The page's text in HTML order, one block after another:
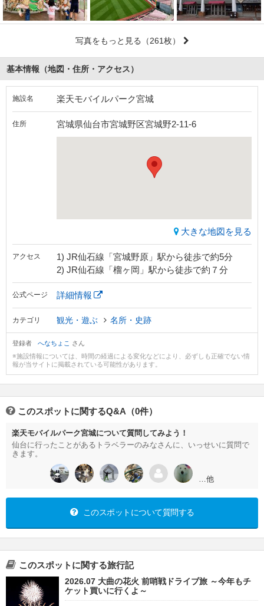
写真をもっと見る （261枚）
基本情報（地図・住所・アクセス）
施設名 楽天モバイルパーク宮城
住所 宮城県仙台市宮城野区宮城野2-11-6
大きな地図を見る
アクセス
1) JR仙石線「宮城野原」駅から徒歩で約5分
2) JR仙石線「榴ヶ岡」駅から徒歩で約７分
公式ページ 詳細情報
カテゴリ 観光・遊ぶ 名所・史跡
登録者 へなちょこ さん
※施設情報については、時間の経過による変化などにより、必ずしも正確でない情
報が当サイトに掲載されている可能性があります。
このスポットに関するQ&A（0件）
楽天モバイルパーク宮城について質問してみよう！
仙台に行ったことがあるトラベラーのみなさんに、いっせいに質問で
きます。
…他
このスポットについて質問する
このスポットに関する旅行記
2026.07 大曲の花火 前哨戦ドライブ旅 ～今年もチ
ケット買いに行くよ～